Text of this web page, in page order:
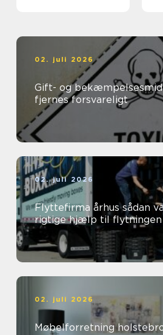
02. juli 2026
Gift- og
fjernes forsvareligt
02. juli 2026
Flyttefirma århus sådan vælger du den
rigtige hjælp til flytningen
02. juli 2026
Møbelforretning holstebro sådan